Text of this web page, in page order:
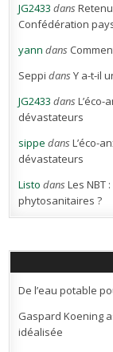
JG2433 dans
Confédération
yann dans
Seppi dansY a-t-il
JG2433 dans
dévastateurs
sippe dansL’éco-
dévastateurs
Listo dansLes NBT
phytosanitaires ?
De l’eau potable
Gaspard Koening
idéalisée